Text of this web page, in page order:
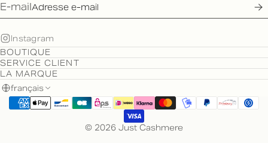
E-mail
Instagram
BOUTIQUE
SERVICE CLIENT
LA MARQUE
français
© 2026 Just Cashmere